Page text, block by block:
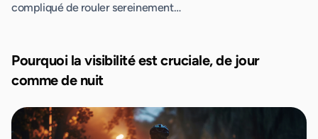
compliqué de rouler sereinement…
Pourquoi la visibilité est cruciale, de jour
comme de nuit